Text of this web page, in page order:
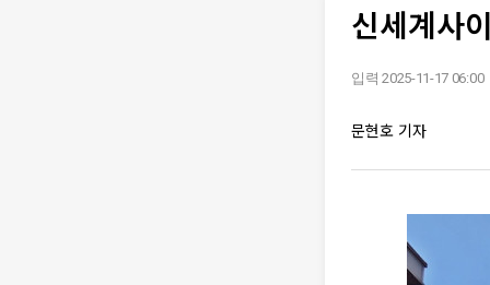
신세계사
입력 2025-11-17 06:00
문현호 기자